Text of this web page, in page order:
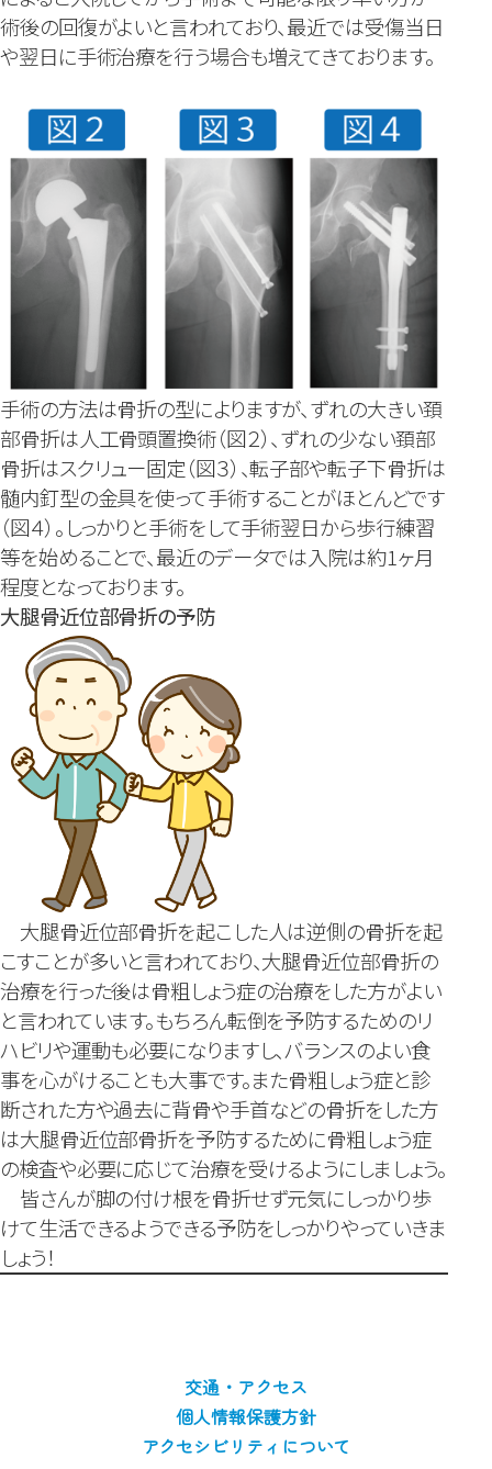
術後の回復がよいと言われており、最近では受傷当日
や翌日に手術治療を行う場合も増えてきております。
手術の方法は骨折の型によりますが、ずれの大きい頚
部骨折は人工骨頭置換術（図２）、ずれの少ない頚部
骨折はスクリュー固定（図３）、転子部や転子下骨折は
髄内釘型の金具を使って手術することがほとんどです
（図４）。しっかりと手術をして手術翌日から歩行練習
等を始めることで、最近のデータでは入院は約1ヶ月
程度となっております。
大腿骨近位部骨折の予防
大腿骨近位部骨折を起こした人は逆側の骨折を起
こすことが多いと言われており、大腿骨近位部骨折の
治療を行った後は骨粗しょう症の治療をした方がよい
と言われています。もちろん転倒を予防するためのリ
ハビリや運動も必要になりますし、バランスのよい食
事を心がけることも大事です。また骨粗しょう症と診
断された方や過去に背骨や手首などの骨折をした方
は大腿骨近位部骨折を予防するために骨粗しょう症
の検査や必要に応じて治療を受けるようにしましょう。
皆さんが脚の付け根を骨折せず元気にしっかり歩
けて生活できるようできる予防をしっかりやっていきま
しょう！
交通・アクセス
個人情報保護方針
アクセシビリティについて